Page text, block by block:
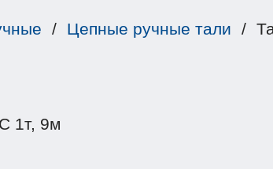
/ Цепные ручные тали /